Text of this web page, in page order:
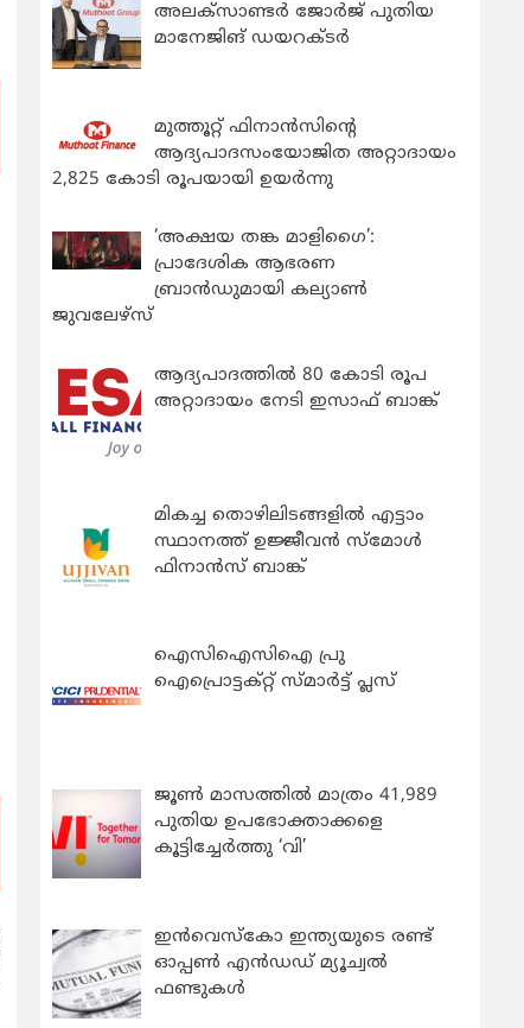
അലക്സാണ്ടർ ജോർജ് പുതിയ
മാനേജിങ് ഡയറക്ടർ
മുത്തൂറ്റ് ഫിനാൻസിന്റെ
ആദ്യപാദസംയോജിത അറ്റാദായം
2,825 കോടി രൂപയായി ഉയർന്നു
‘അക്ഷയ തങ്ക മാളിഗൈ’:
പ്രാദേശിക ആഭരണ
ബ്രാന്‍ഡുമായി കല്യാണ്‍
ജുവലേഴ്‌സ്
ആദ്യപാദത്തിൽ 80 കോടി രൂപ
അറ്റാദായം നേടി ഇസാഫ് ബാങ്ക്
മികച്ച തൊഴിലിടങ്ങളിൽ എട്ടാം
സ്ഥാനത്ത് ഉജ്ജീവൻ സ്മോൾ
ഫിനാൻസ് ബാങ്ക്
ഐസിഐസിഐ പ്രു
ഐപ്രൊട്ടക്റ്റ് സ്മാർട്ട് പ്ലസ്
ജൂൺ മാസത്തിൽ മാത്രം 41,989
പുതിയ ഉപഭോക്താക്കളെ
കൂട്ടിച്ചേർത്തു ‘വി’
ഇന്‍വെസ്കോ ഇന്ത്യയുടെ രണ്ട്
ഓപ്പണ്‍ എന്‍ഡഡ് മ്യൂച്വല്‍
ഫണ്ടുകള്‍